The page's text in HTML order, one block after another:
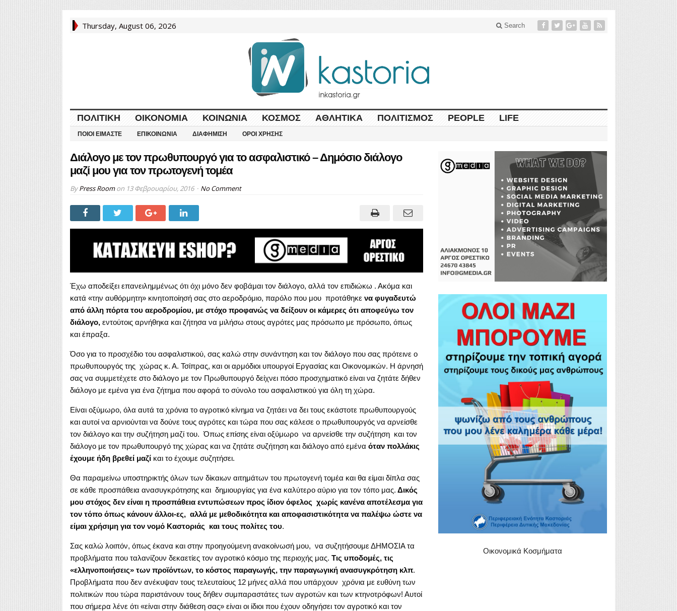
Thursday, August 06, 2026 Search
ΠΟΛΙΤΙΚΉ ΟΙΚΟΝΟΜΊΑ ΚΟΙΝΩΝΊΑ ΚΌΣΜΟΣ ΑΘΛΗΤΙΚΆ ΠΟΛΙΤΙΣΜΌΣ PEOPLE LIFE
ΠΟΙΟΙ ΕΊΜΑΣΤΕ ΕΠΙΚΟΙΝΩΝΊΑ ΔΙΑΦΉΜΙΣΗ ΌΡΟΙ ΧΡΉΣΗΣ
Διάλογο με τον πρωθυπουργό για το ασφαλιστικό – Δημόσιο διάλογο
μαζί μου για τον πρωτογενή τομέα
ByPress Roomon 13 Φεβρουαρίου, 2016 No Comment
Έχω αποδείξει επανειλημμένως ότι όχι μόνο δεν φοβάμαι τον διάλογο, αλλά τον επιδιώκω . Ακόμα και
κατά «την αυθόρμητη» κινητοποίησή σας στο αεροδρόμιο, παρόλο που μου προτάθηκενα φυγαδευτώ
από άλλη πόρτα του αεροδρομίου, με στόχο προφανώς να δείξουν οι κάμερες ότι αποφεύγω τον
διάλογο, εντούτοις αρνήθηκα και ζήτησα να μιλήσω στους αγρότες μας πρόσωπο με πρόσωπο, όπως
και έπραξα.
Όσο για το προσχέδιο του ασφαλιστικού, σας καλώ στην συνάντηση και τον διάλογο που σας πρότεινε ο
πρωθυπουργός της χώρας κ. Α. Τσίπρας, και οι αρμόδιοι υπουργοί Εργασίας και Οικονομικών. Η άρνησή
σας να συμμετέχετε στο διάλογο με τον Πρωθυπουργό δείχνει πόσο προσχηματικό είναι να ζητάτε δήθεν
διάλογο με εμένα για ένα ζήτημα που αφορά το σύνολο του ασφαλιστικού για όλη τη χώρα.
Είναι οξύμωρο, όλα αυτά τα χρόνια το αγροτικό κίνημα να ζητάει να δει τους εκάστοτε πρωθυπουργούς
και αυτοί να αρνιούνται να δούνε τους αγρότες και τώρα που σας κάλεσε ο πρωθυπουργός να αρνείσθε
τον διάλογο και την συζήτηση μαζί του. Όπως επίσης είναι οξύμωρο να αρνείσθε την συζήτηση και τον
διάλογο με τον πρωθυπουργό της χώρας και να ζητάτε συζήτηση και διάλογο από εμένα όταν πολλάκις
έχουμε ήδη βρεθεί μαζί και το έχουμε συζητήσει.
Θα παραμείνω υποστηρικτής όλων των δίκαιων αιτημάτων του πρωτογενή τομέα και θα είμαι δίπλα σας
σε κάθε προσπάθεια ανασυγκρότησης και δημιουργίας για ένα καλύτερο αύριο για τον τόπο μας. Δικός
μου στόχος δεν είναι η προσπάθεια εντυπώσεων προς ίδιον όφελος χωρίς κανένα αποτέλεσμα για
τον τόπο όπως κάνουν άλλοι-ες, αλλά με μεθοδικότητα και αποφασιστικότητα να παλέψω ώστε να
είμαι χρήσιμη για τον νομό Καστοριάς και τους πολίτες του.
Σας καλώ λοιπόν, όπως έκανα και στην προηγούμενη ανακοίνωσή μου, να συζητήσουμε ΔΗΜΟΣΙΑ τα
προβλήματα που ταλανίζουν δεκαετίες τον αγροτικό κόσμο της περιοχής μας. Τις υποδομές, τις
«ελληνοποιήσεις» των προϊόντων, το κόστος παραγωγής, την παραγωγική ανασυγκρότηση κλπ.
Προβλήματα που δεν ανέκυψαν τους τελευταίους 12 μήνες αλλά που υπάρχουν χρόνια με ευθύνη των
πολιτικών που τώρα παριστάνουν τους δήθεν συμπαραστάτες των αγροτών και των κτηνοτρόφων! Αυτοί
που σήμερα λένε ότι «είναι στην διάθεση σας» είναι οι ίδιοι που έχουν οδηγήσει τον αγροτικό και τον
Οικονομικά Κοσμήματα